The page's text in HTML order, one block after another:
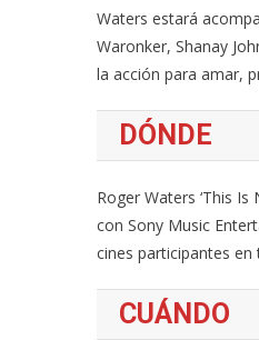
Waters estará
Waronker, Shanay
la acción para amar,
DÓNDE
Roger Waters ‘This
con Sony Music
cines participantes
CUÁNDO